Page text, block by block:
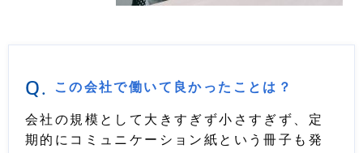
Q. この会社で働いて良かったことは？
会社の規模として大きすぎず小さすぎず、定
期的にコミュニケーション紙という冊子も発